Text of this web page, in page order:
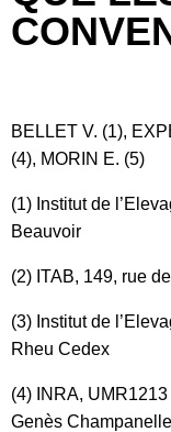
BELLET V. (1),
(4), MORIN E. (5)
(1) Institut de
Beauvoir
(2) ITAB, 149, rue
(3) Institut de
Rheu Cedex
(4) INRA,
Genès Champanelle